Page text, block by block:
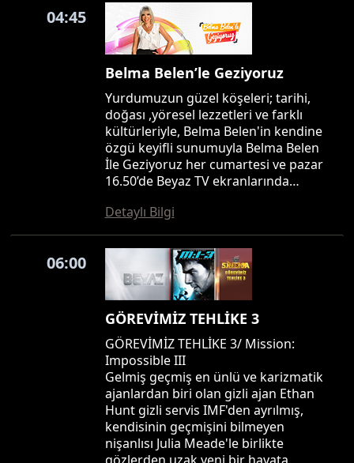
04:45
Belma Belen’le Geziyoruz
Yurdumuzun güzel köşeleri; tarihi,
doğası ,yöresel lezzetleri ve farklı
kültürleriyle, Belma Belen'in kendine
özgü keyifli sunumuyla Belma Belen
İle Geziyoruz her cumartesi ve pazar
16.50’de Beyaz TV ekranlarında…
Detaylı Bilgi
06:00
GÖREVİMİZ TEHLİKE 3
GÖREVİMİZ TEHLİKE 3/ Mission:
Impossible III
Gelmiş geçmiş en ünlü ve karizmatik
ajanlardan biri olan gizli ajan Ethan
Hunt gizli servis IMF'den ayrılmış,
kendisinin geçmişini bilmeyen
nişanlısı Julia Meade'le birlikte